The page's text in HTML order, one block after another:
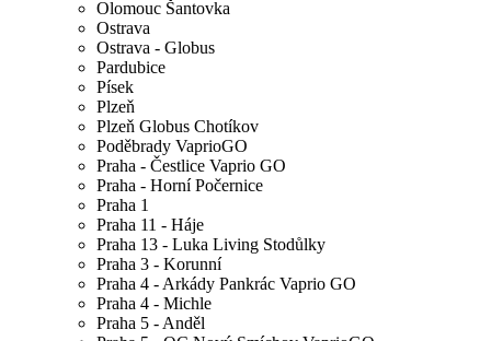
Olomouc Šantovka
Ostrava
Ostrava - Globus
Pardubice
Písek
Plzeň
Plzeň Globus Chotíkov
Poděbrady VaprioGO
Praha - Čestlice Vaprio GO
Praha - Horní Počernice
Praha 1
Praha 11 - Háje
Praha 13 - Luka Living Stodůlky
Praha 3 - Korunní
Praha 4 - Arkády Pankrác Vaprio GO
Praha 4 - Michle
Praha 5 - Anděl